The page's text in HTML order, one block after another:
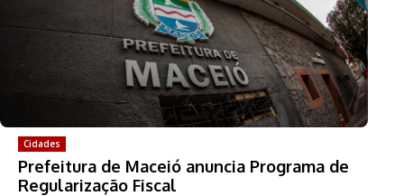
Cidades
Prefeitura de Maceió anuncia Programa de
Regularização Fiscal